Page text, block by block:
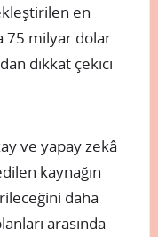
en
75 milyar dolar
dikkat çekici
ve yapay zekâ
kaynağın
daha
arasında